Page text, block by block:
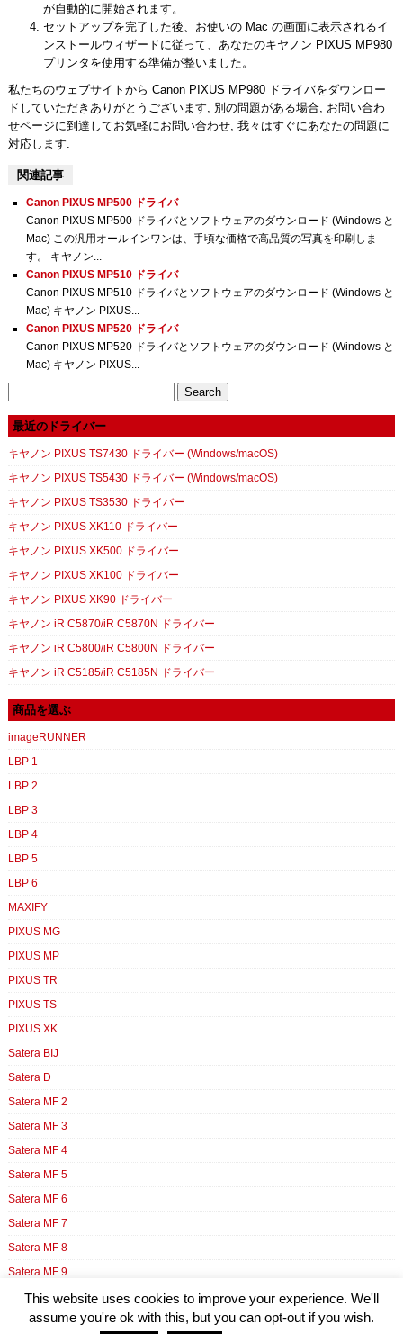
が自動的に開始されます。
セットアップを完了した後、お使いの Mac の画面に表示されるイ
ンストールウィザードに従って、あなたのキヤノン PIXUS MP980
プリンタを使用する準備が整いました。
私たちのウェブサイトから Canon PIXUS MP980 ドライバをダウンロー
ドしていただきありがとうございます, 別の問題がある場合, お問い合わ
せページに到達してお気軽にお問い合わせ, 我々はすぐにあなたの問題に
対応します.
関連記事
Canon PIXUS MP500 ドライバ
Canon PIXUS MP500 ドライバとソフトウェアのダウンロード (Windows と
Mac) この汎用オールインワンは、手頃な価格で高品質の写真を印刷しま
す。 キヤノン...
Canon PIXUS MP510 ドライバ
Canon PIXUS MP510 ドライバとソフトウェアのダウンロード (Windows と
Mac) キヤノン PIXUS...
Canon PIXUS MP520 ドライバ
Canon PIXUS MP520 ドライバとソフトウェアのダウンロード (Windows と
Mac) キヤノン PIXUS...
最近のドライバー
キヤノン PIXUS TS7430 ドライバー (Windows/macOS)
キヤノン PIXUS TS5430 ドライバー (Windows/macOS)
キヤノン PIXUS TS3530 ドライバー
キヤノン PIXUS XK110 ドライバー
キヤノン PIXUS XK500 ドライバー
キヤノン PIXUS XK100 ドライバー
キヤノン PIXUS XK90 ドライバー
キヤノン iR C5870/iR C5870N ドライバー
キヤノン iR C5800/iR C5800N ドライバー
キヤノン iR C5185/iR C5185N ドライバー
商品を選ぶ
imageRUNNER
LBP 1
LBP 2
LBP 3
LBP 4
LBP 5
LBP 6
MAXIFY
PIXUS MG
PIXUS MP
PIXUS TR
PIXUS TS
PIXUS XK
Satera BIJ
Satera D
Satera MF 2
Satera MF 3
Satera MF 4
Satera MF 5
Satera MF 6
Satera MF 7
Satera MF 8
Satera MF 9
Satera N
Satera PC
This website uses cookies to improve your experience. We'll
assume you're ok with this, but you can opt-out if you wish.